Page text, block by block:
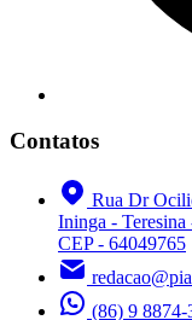
Contatos
Rua Dr
Ininga - Teresina
CEP - 64049765
(86) 9 8874-